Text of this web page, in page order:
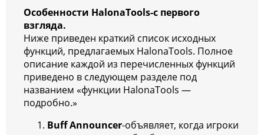
Особенности HalonaTools-с первого
взгляда.
Ниже приведен краткий список исходных
функций, предлагаемых HalonaTools. Полное
описание каждой из перечисленных функций
приведено в следующем разделе под
названием «функции HalonaTools —
подробно.»
Buff Announcer-объявляет, когда игроки